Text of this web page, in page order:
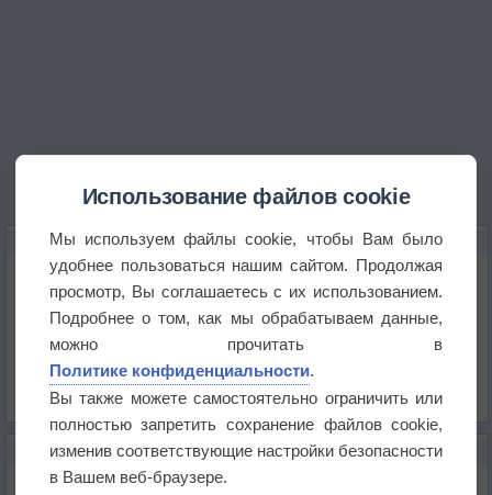
КАРТЫ ПОГОДЫ В ЭРБИЛЕ
Температура
Давление
Осадки
Облачность
Список всех карт
НОВОЕ О ПОГОДЕ
Космическая погода влияет на транспорт
Использование файлов cookie
Мы используем файлы cookie, чтобы Вам было
удобнее пользоваться нашим сайтом. Продолжая
просмотр, Вы соглашаетесь с их использованием.
Подробнее о том, как мы обрабатываем данные,
можно прочитать в
Политике конфиденциальности.
Вы также можете самостоятельно ограничить или
полностью запретить сохранение файлов cookie,
изменив соответствующие настройки безопасности
в Вашем веб-браузере.